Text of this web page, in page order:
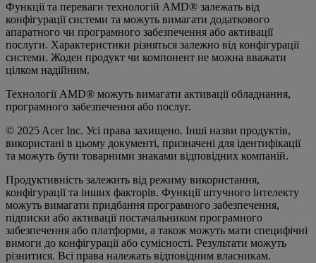
Функції та переваги технологій AMD® залежать від
конфігурації системи та можуть вимагати додаткового
апаратного чи програмного забезпечення або активації
послуги. Характеристики різняться залежно від конфігурації
системи. Жоден продукт чи компонент не можна вважати
цілком надійним.
Технології AMD® можуть вимагати активації обладнання,
програмного забезпечення або послуг.
© 2025 Acer Inc. Усі права захищено. Інші назви продуктів,
використані в цьому документі, призначені для ідентифікації
та можуть бути товарними знаками відповідних компаній.
Продуктивність залежить від режиму використання,
конфігурації та інших факторів. Функції штучного інтелекту
можуть вимагати придбання програмного забезпечення,
підписки або активації постачальником програмного
забезпечення або платформи, а також можуть мати специфічні
вимоги до конфігурації або сумісності. Результати можуть
різнитися. Всі права належать відповідним власникам.